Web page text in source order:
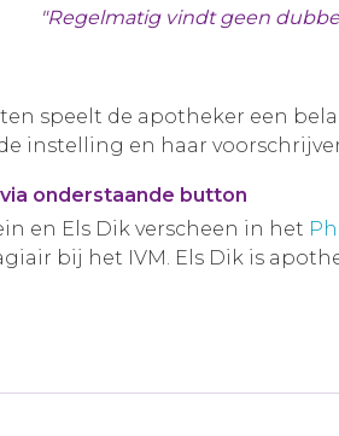
"Regelmatig vindt geen
speelt de apotheker een
instelling en haar
onderstaande button
en Els Dik verscheen in het
bij het IVM. Els Dik is